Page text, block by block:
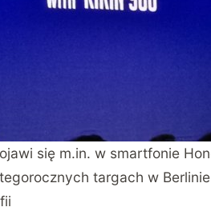
się m.in. w smartfonie
targach w